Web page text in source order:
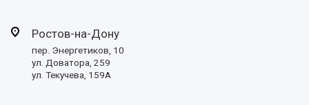
Ростов-на-Дону
пер. Энергетиков, 10
ул. Доватора, 259
ул. Текучева, 159А